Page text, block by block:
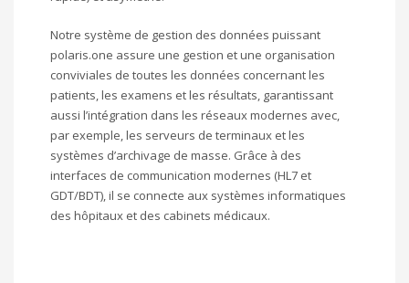
Notre système de gestion des données puissant
polaris.one assure une gestion et une organisation
conviviales de toutes les données concernant les
patients, les examens et les résultats, garantissant
aussi l’intégration dans les réseaux modernes avec,
par exemple, les serveurs de terminaux et les
systèmes d’archivage de masse. Grâce à des
interfaces de communication modernes (HL7 et
GDT/BDT), il se connecte aux systèmes informatiques
des hôpitaux et des cabinets médicaux.